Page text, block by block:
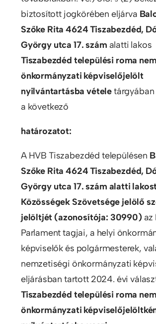
biztosított jogkörében eljárva
Szőke Rita 4624 Tiszabezdéd,
György utca 17. szám alatti lakos
Tiszabezdéd települési roma
önkormányzati képviselőjelölt
nyilvántartásba vétele
a következő
határozatot:
A HVB Tiszabezdéd településen
Szőke Rita 4624 Tiszabezdéd,
György utca 17. szám alatti
Közösségek Szövetsége jelölő
jelöltjét (azonosítója: 30990)az
Parlament tagjai, a helyi
képviselők és polgármesterek,
nemzetiségi önkormányzati
eljárásban tartott 2024. évi
Tiszabezdéd települési roma
önkormányzati